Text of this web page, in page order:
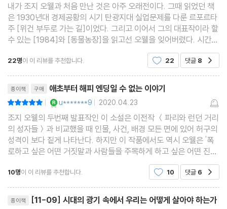
내가 조지 오웰과 처음 만난 것은 아주 오래전이다. 그때 읽었던 책
은 1930년대 경제공황의 시기 탄광지대 실업문제를 다룬 르포르타
주 [위건 부두로 가는 길]이었다. 그리고 이어서 그의 대표작이라 할
수 있는 [1984]와 [동물농장]을 읽고선 오웰을 잊어버렸다. 시간이
지나면서 전에 읽었던 그의 작품들을 다시 읽어보기도 했지만, 그의
다른 작품엔 관심을 두지 않았다. 그러다 얼
22명이 이 리뷰를 추천합니다. 22 댓글 8
종이책 구매 애초부터 해피 엔딩일 수 없는 이야기
| u*******9 | 2020.04.23
조지 오웰의 두번째 발표작인 이 소설은 이전작 ＜파리와 런던 거리
의 성자들＞과 비교했을 때 인물, 사건, 배경 모든 면에 있어 허구의
성격이 보다 짙게 나타난다. 하지만 이 작품에서도 역시 오웰은 '폭
로하고 싶은 어떤 거짓말과 사람들을 주목하게 하고 싶은 어떤 진
실'에 대한 이야기를 하고자 했다.그 주제는 바로 "제국주의의 허
상"이다. 아쉽게도 국내에 번역되어 나와 있는 것
10명이 이 리뷰를 추천합니다. 10 댓글 6
종이책 [11-09] 시대의 광기 속에서 우리는 어떻게 살아야 하는가